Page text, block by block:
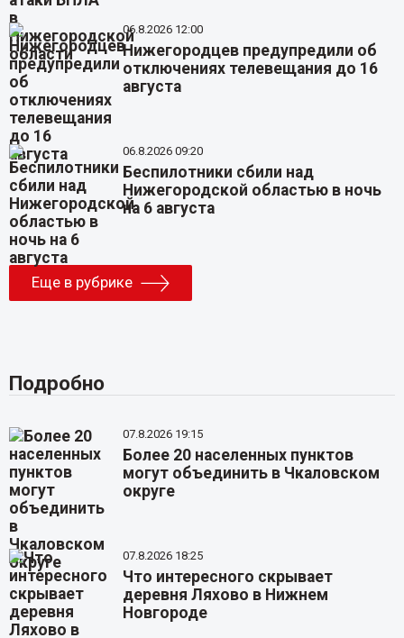
06.8.2026 12:00
Нижегородцев предупредили об
отключениях телевещания до 16
августа
06.8.2026 09:20
Беспилотники сбили над
Нижегородской областью в ночь
на 6 августа
Еще в рубрике
Подробно
07.8.2026 19:15
Более 20 населенных пунктов
могут объединить в Чкаловском
округе
07.8.2026 18:25
Что интересного скрывает
деревня Ляхово в Нижнем
Новгороде